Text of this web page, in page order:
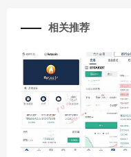
相关推荐